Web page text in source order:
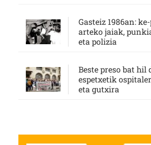
Gasteiz 1986an:
arteko jaiak,
eta polizia
Beste preso bat hil
espetxetik
eta gutxira